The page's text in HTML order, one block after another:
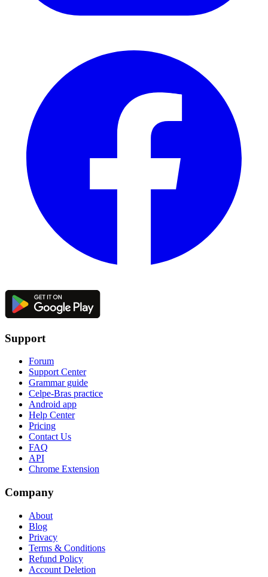
Support
Forum
Support Center
Grammar guide
Celpe-Bras practice
Android app
Help Center
Pricing
Contact Us
FAQ
API
Chrome Extension
Company
About
Blog
Privacy
Terms & Conditions
Refund Policy
Account Deletion